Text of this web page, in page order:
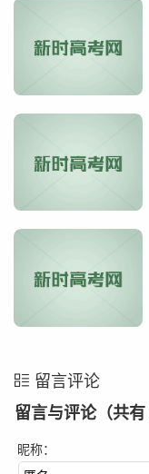
留言评论
留言与评论（共有
昵称：